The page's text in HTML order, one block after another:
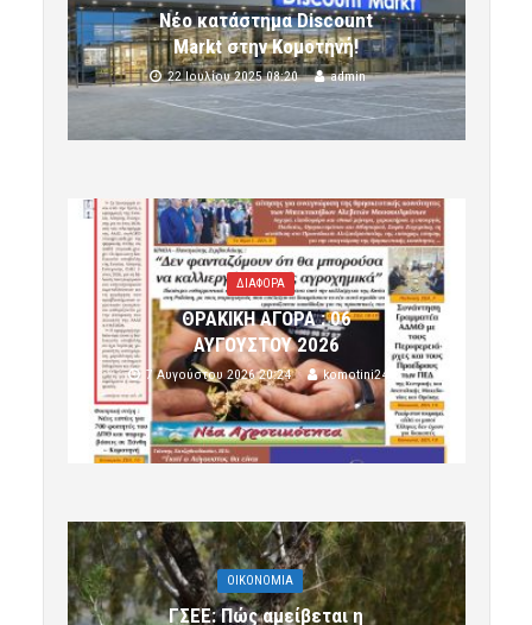
Νέο κατάστημα Discount
Markt στην Κομοτηνή!
22 Ιουλίου 2025 08:20 admin
ΔΙΑΦΟΡΑ
ΘΡΑΚΙΚΗ ΑΓΟΡΑ : 06
ΑΥΓΟΥΣΤΟΥ 2026
7 Αυγούστου 2026 20:24 komotini24
OIKONOMIA
ΓΣΕΕ: Πώς αμείβεται η